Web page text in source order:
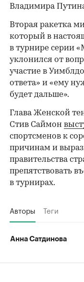
Владимира
Вторая ракетка
который в
в турнире серии
уклонился от
участие в
ответа» и «ему
будет дальше».
Глава Женской
Стив Саймон
спортсменов к
причинам и
правительства
препятствовать
в турнирах.
Авторы Теги
Анна Сатдинова